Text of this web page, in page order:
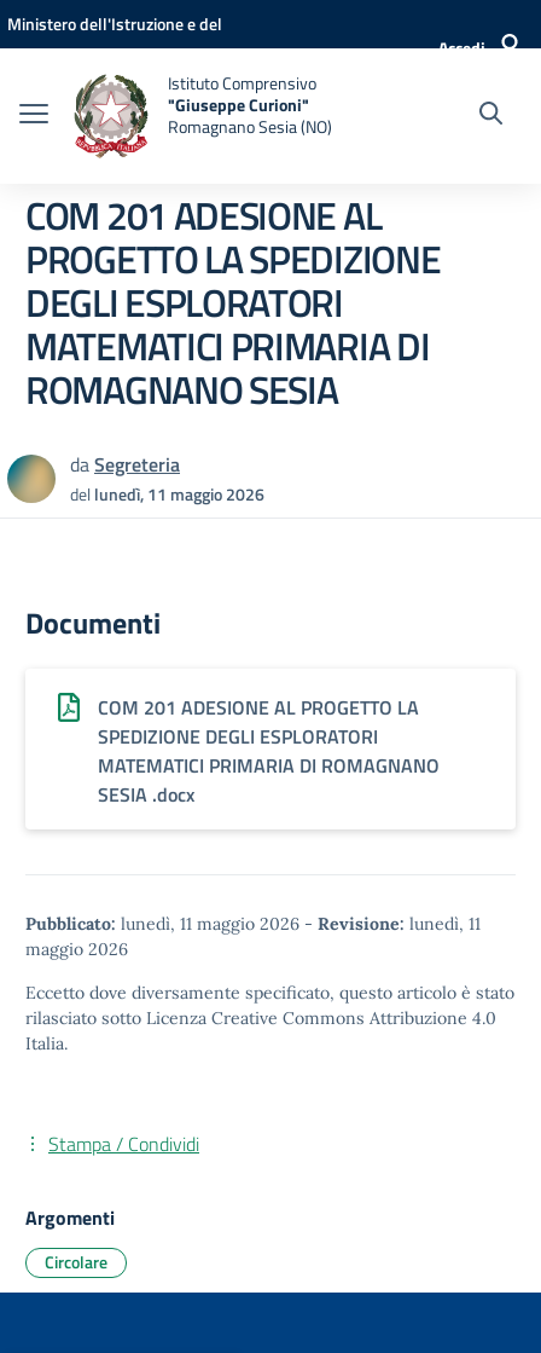
Vai ai contenuti
Vai al menu di navigazione
Vai al footer
Ministero dell'Istruzione e del
Accedi
Istituto Comprensivo
"Giuseppe Curioni"
Romagnano Sesia (NO)
COM 201 ADESIONE AL
PROGETTO LA SPEDIZIONE
DEGLI ESPLORATORI
MATEMATICI PRIMARIA DI
ROMAGNANO SESIA
daSegreteria
dellunedì, 11 maggio 2026
Documenti
COM 201 ADESIONE AL PROGETTO LA
SPEDIZIONE DEGLI ESPLORATORI
MATEMATICI PRIMARIA DI ROMAGNANO
SESIA .docx
Pubblicato: lunedì, 11 maggio 2026 - Revisione: lunedì, 11
maggio 2026
Eccetto dove diversamente specificato, questo articolo è stato
rilasciato sotto Licenza Creative Commons Attribuzione 4.0
Italia.
Stampa / Condividi
Argomenti
Circolare